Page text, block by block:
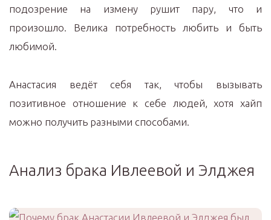
подозрение на измену рушит пару, что и
произошло. Велика потребность любить и быть
любимой.
Анастасия ведёт себя так, чтобы вызывать
позитивное отношение к себе людей, хотя хайп
можно получить разными способами.
Анализ брака Ивлеевой и Элджея